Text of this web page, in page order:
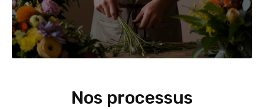
Nos processus